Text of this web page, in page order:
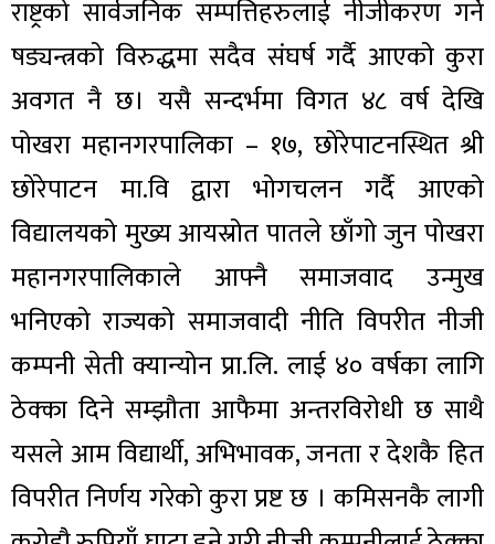
राष्ट्रको सार्वजनिक सम्पत्तिहरुलाई नीजीकरण गर्ने
षड्यन्त्रको विरुद्धमा सदैव संघर्ष गर्दै आएको कुरा
अवगत नै छ। यसै सन्दर्भमा विगत ४८ वर्ष देखि
पोखरा महानगरपालिका – १७, छोरेपाटनस्थित श्री
छोरेपाटन मा.वि द्वारा भोगचलन गर्दै आएको
विद्यालयको मुख्य आयस्रोत पातले छाँगो जुन पोखरा
महानगरपालिकाले आफ्नै समाजवाद उन्मुख
भनिएको राज्यको समाजवादी नीति विपरीत नीजी
कम्पनी सेती क्यान्योन प्रा.लि. लाई ४० वर्षका लागि
ठेक्का दिने सम्झौता आफैमा अन्तरविरोधी छ साथै
यसले आम विद्यार्थी, अभिभावक, जनता र देशकै हित
विपरीत निर्णय गरेको कुरा प्रष्ट छ । कमिसनकै लागी